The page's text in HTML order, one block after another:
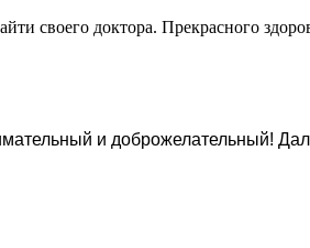
своего доктора. Прекрасного
и доброжелательный!